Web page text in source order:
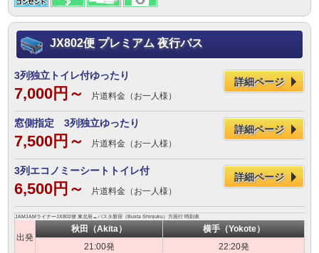
JX802便 プレミアム 夜行バス
3列独立トイレ付ゆったり
7,000円～ 片道料金（お一人様）
詳細ページ
窓側指定 3列独立ゆったり
7,500円～ 片道料金（お一人様）
詳細ページ
3列エコノミーシートトイレ付
6,500円～ 片道料金（お一人様）
詳細ページ
JAMJAMライナーJX802便 東北発→バスタ新宿（Busta Shinjuku）方面行 時刻表
出発
秋田（Akita）
横手（Yokote）
21:00発
22:20発